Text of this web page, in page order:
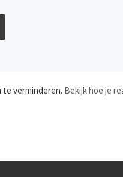
te verminderen. Bekijk hoe je